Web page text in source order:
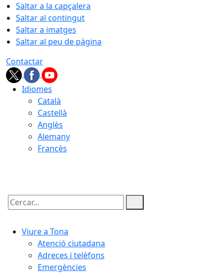
Saltar a la capçalera
Saltar al contingut
Saltar a imatges
Saltar al peu de pàgina
Contactar
Idiomes
Català
Castellà
Anglès
Alemany
Francès
Cercar:
Viure a Tona
Atenció ciutadana
Adreces i telèfons
Emergències